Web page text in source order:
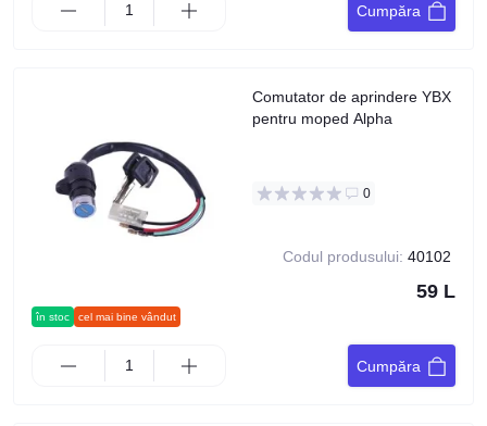
Cumpăra
în stoc cel mai bine vândut
Comutator de aprindere YBX
pentru moped Alpha
0
Codul produsului: 40102
59 L
Cumpăra